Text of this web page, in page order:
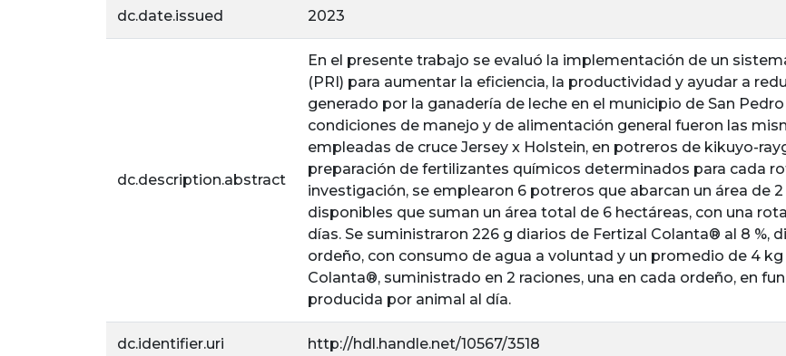
dc.date.issued 2023
dc.description.abstract
En el presente trabajo se evaluó la implementación de un
(PRI) para aumentar la eficiencia, la productividad y ayudar a
generado por la ganadería de leche en el municipio de San
condiciones de manejo y de alimentación general fueron las
empleadas de cruce Jersey x Holstein, en potreros de kikuyo-
preparación de fertilizantes químicos determinados para cada
investigación, se emplearon 6 potreros que abarcan un área de
disponibles que suman un área total de 6 hectáreas, con una
días. Se suministraron 226 g diarios de Fertizal Colanta® al 8 %,
ordeño, con consumo de agua a voluntad y un promedio de 4
Colanta®, suministrado en 2 raciones, una en cada ordeño, en
producida por animal al día.
dc.identifier.uri http://hdl.handle.net/10567/3518